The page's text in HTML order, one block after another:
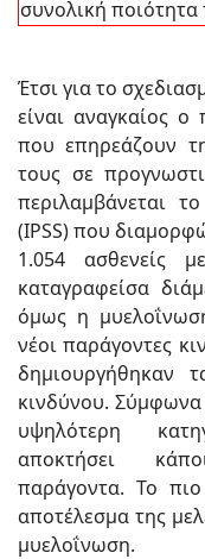
συνολική ποιότητα
Έτσι για το
είναι αναγκαίος
που επηρεάζουν
τους σε
περιλαμβάνεται
(IPSS) που
1.054 ασθενείς
καταγραφείσα
όμως η
νέοι παράγοντες
δημιουργήθηκαν
κινδύνου. Σύμφωνα
υψηλότερη
αποκτήσει
παράγοντα. Το
αποτέλεσμα της
μυελοΐνωση.